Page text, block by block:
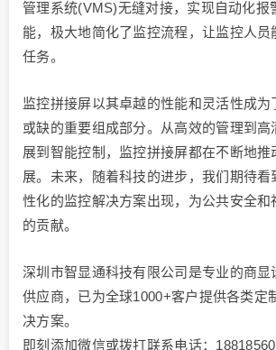
管理系统(VMS)无缝对接，实现自动化报
能，极大地简化了监控流程，让监控人员
任务。
监控拼接屏以其卓越的性能和灵活性成为
或缺的重要组成部分。从高效的管理到高
展到智能控制，监控拼接屏都在不断地推
展。未来，随着科技的进步，我们期待看
性化的监控解决方案出现，为公共安全和
的贡献。
深圳市智显通科技有限公司是专业的商显
供应商，已为全球1000+客户提供各类定
决方案。
即刻添加微信或拨打联系电话：